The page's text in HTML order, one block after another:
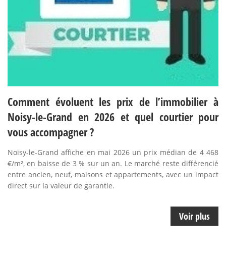
Comment évoluent les prix de l’immobilier à
Noisy-le-Grand en 2026 et quel courtier pour
vous accompagner ?
Noisy-le-Grand affiche en mai 2026 un prix médian de 4 468
€/m², en baisse de 3 % sur un an. Le marché reste différencié
entre ancien, neuf, maisons et appartements, avec un impact
direct sur la valeur de garantie.
Voir plus